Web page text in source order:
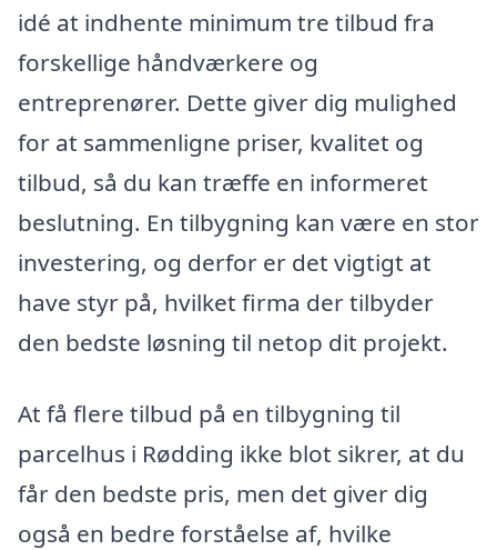
idé at indhente minimum tre tilbud fra
forskellige håndværkere og
entreprenører. Dette giver dig mulighed
for at sammenligne priser, kvalitet og
tilbud, så du kan træffe en informeret
beslutning. En tilbygning kan være en stor
investering, og derfor er det vigtigt at
have styr på, hvilket firma der tilbyder
den bedste løsning til netop dit projekt.
At få flere tilbud på en tilbygning til
parcelhus i Rødding ikke blot sikrer, at du
får den bedste pris, men det giver dig
også en bedre forståelse af, hvilke